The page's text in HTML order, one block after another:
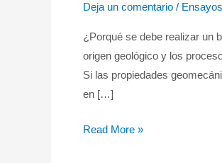
Deja un comentario /
¿Porqué se debe realizar un
origen geológico y los
Si las propiedades
en […]
|
Importancia
de
un
buen
de
Read More »